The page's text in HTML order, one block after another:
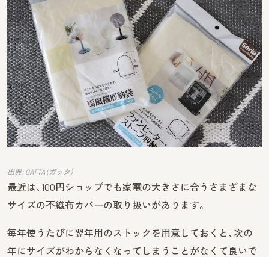
出典: GATTA（ガッタ）
最近は、100円ショップでも家電の大きさに合うさまざまな
サイズの不織布カバーの取り扱いがあります。
毎年使うたびに翌年用のストックを用意しておくと、次の
年にサイズがわからなくなってしまうことがなくて良いで